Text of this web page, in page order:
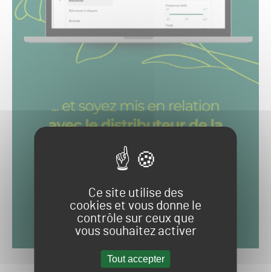
Ce site utilise des
cookies et vous donne le
contrôle sur ceux que
vous souhaitez activer
Tout accepter